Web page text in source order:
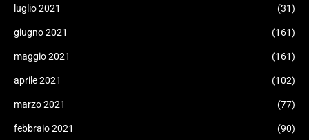
luglio 2021 (31)
giugno 2021 (161)
maggio 2021 (161)
aprile 2021 (102)
marzo 2021 (77)
febbraio 2021 (90)